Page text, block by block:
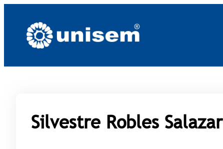
contenido
Silvestre Robles Salazar